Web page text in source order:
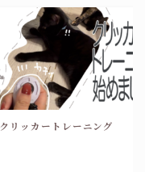
クリッカートレーニング